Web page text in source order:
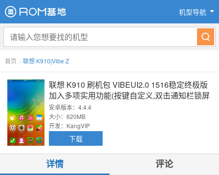
机型导航
首页 > 联想 K910|Vibe Z
联想 K910 刷机包 VIBEUI2.0 1516稳定终极版
加入多项实用功能(按键自定义,双击通知栏锁屏
等)
安卓版本：4.4.4
大小：620MB
开发：KangVIP
下载
详情 评论